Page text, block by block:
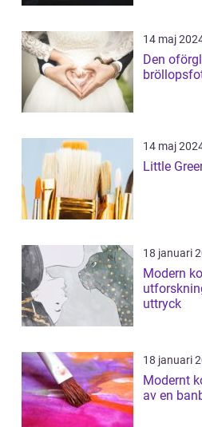
14 maj
Den
14 maj
Little
18 januari
Modern
uttryck
18 januari
Modernt
av en